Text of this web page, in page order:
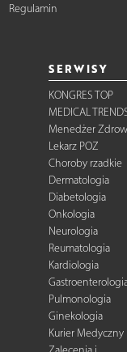
Regulamin
SERWISY
KONGRES TOP
MEDICAL
Menedżer
Lekarz POZ
Choroby rzadkie
Dermatologia
Diabetologia
Onkologia
Neurologia
Reumatologia
Kardiologia
Pulmonologia
Ginekologia
Kurier Medyczny